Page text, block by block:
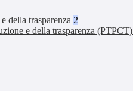
della trasparenza 2
e della trasparenza (PTPCT)